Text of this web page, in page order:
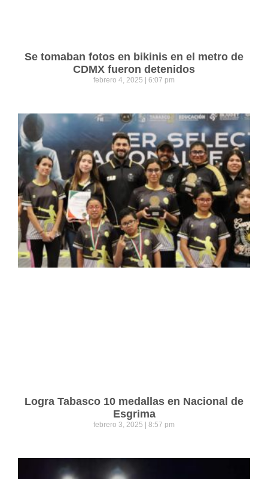
Se tomaban fotos en bikinis en el metro de
CDMX fueron detenidos
febrero 4, 2025 6:07 pm
Logra Tabasco 10 medallas en Nacional de
Esgrima
febrero 3, 2025 8:57 pm